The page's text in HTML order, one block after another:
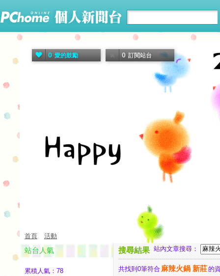
0 愛的鼓勵 0 訂閱站台
首頁 活動
搜尋結果 站內文章搜尋：
共找到0筆符合 麻辣火鍋 新莊的
站台人氣
累積人氣： 78